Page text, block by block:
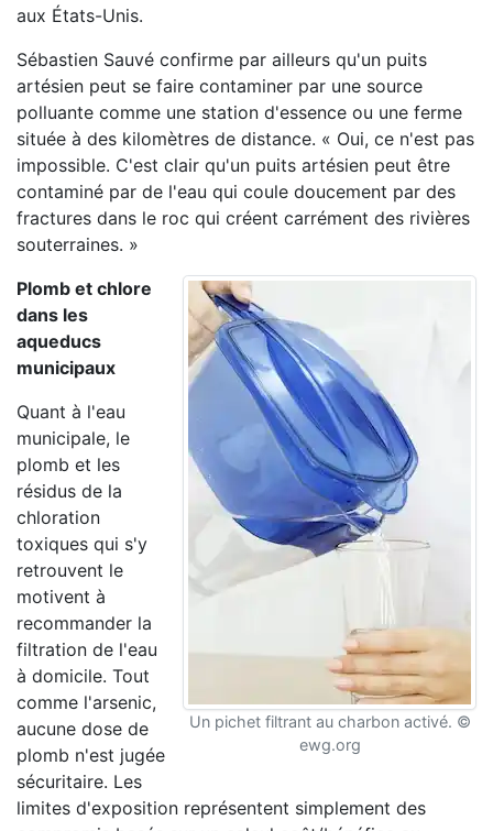
aux États-Unis.
Sébastien Sauvé confirme par ailleurs qu'un puits
artésien peut se faire contaminer par une source
polluante comme une station d'essence ou une ferme
située à des kilomètres de distance. « Oui, ce n'est pas
impossible. C'est clair qu'un puits artésien peut être
contaminé par de l'eau qui coule doucement par des
fractures dans le roc qui créent carrément des rivières
souterraines. »
Un pichet filtrant au charbon activé. ©
ewg.org
Plomb et chlore
dans les
aqueducs
municipaux
Quant à l'eau
municipale, le
plomb et les
résidus de la
chloration
toxiques qui s'y
retrouvent le
motivent à
recommander la
filtration de l'eau
à domicile. Tout
comme l'arsenic,
aucune dose de
plomb n'est jugée
sécuritaire. Les
limites d'exposition représentent simplement des